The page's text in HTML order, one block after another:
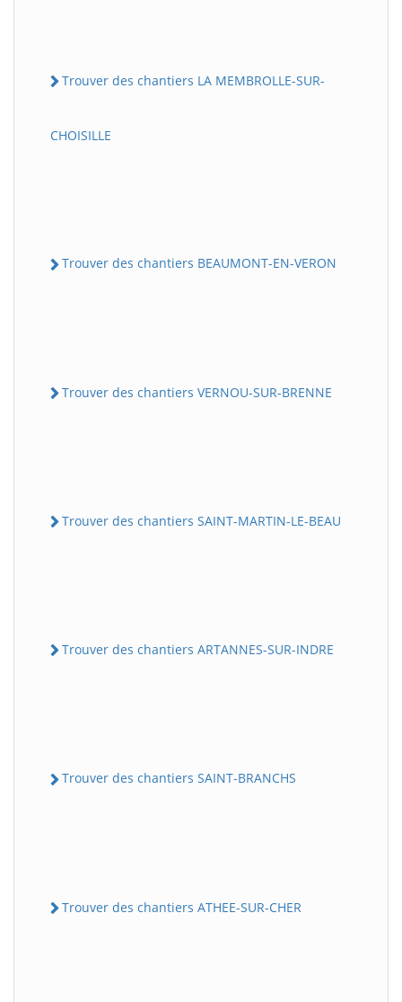
Trouver des chantiers LA MEMBROLLE-SUR-
CHOISILLE
Trouver des chantiers BEAUMONT-EN-VERON
Trouver des chantiers VERNOU-SUR-BRENNE
Trouver des chantiers SAINT-MARTIN-LE-BEAU
Trouver des chantiers ARTANNES-SUR-INDRE
Trouver des chantiers SAINT-BRANCHS
Trouver des chantiers ATHEE-SUR-CHER